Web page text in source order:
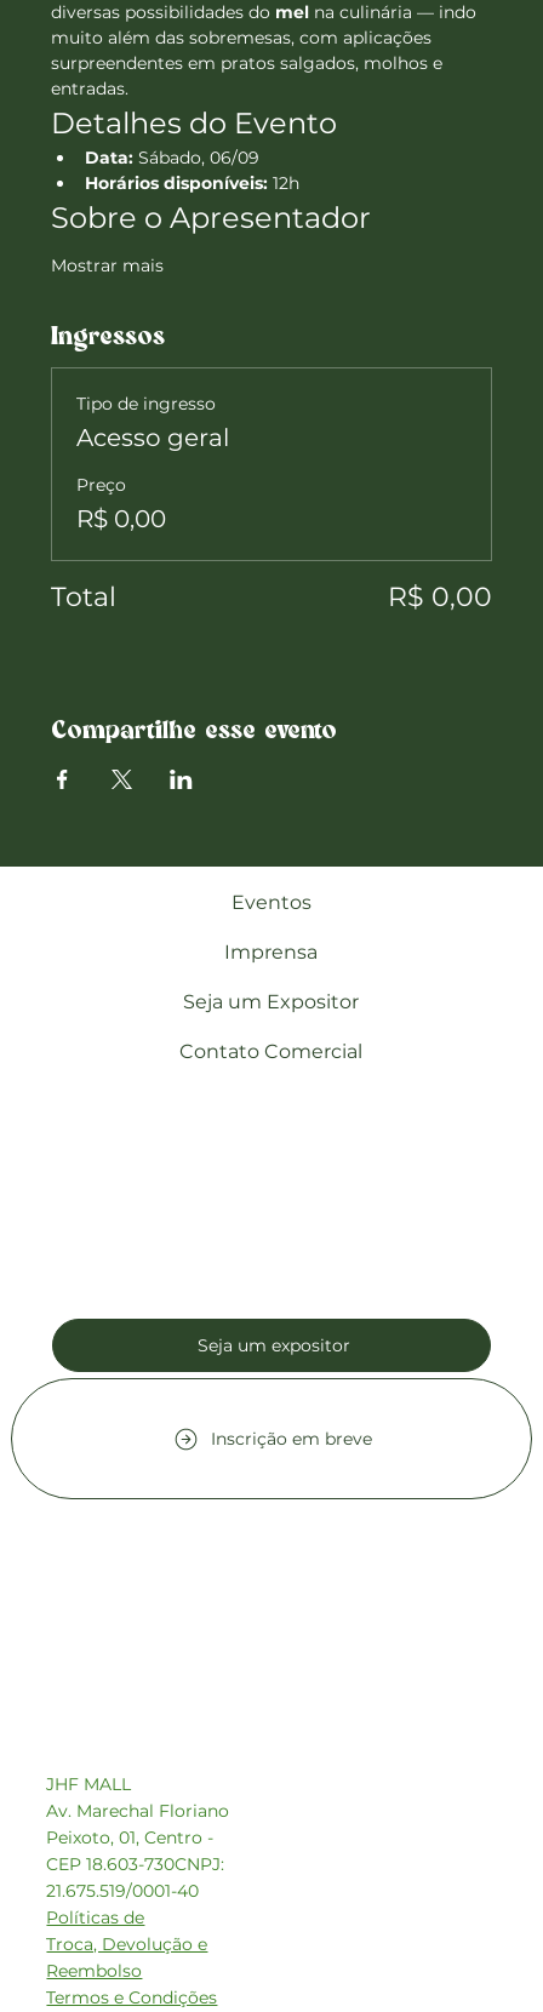
diversas possibilidades do mel na culinária — indo
muito além das sobremesas, com aplicações
surpreendentes em pratos salgados, molhos e
entradas.
Detalhes do Evento
Data: Sábado, 06/09
Horários disponíveis: 12h
Sobre o Apresentador
Mostrar mais
Ingressos
Tipo de ingresso
Acesso geral
Preço
R$ 0,00
Total R$ 0,00
Compartilhe esse evento
Eventos
Imprensa
Seja um Expositor
Contato Comercial
Seja um expositor
Inscrição em breve
JHF MALL
Av. Marechal Floriano
Peixoto, 01, Centro -
CEP 18.603-730CNPJ:
21.675.519/0001-40
Políticas de
Troca, Devolução e
Reembolso
Termos e Condições